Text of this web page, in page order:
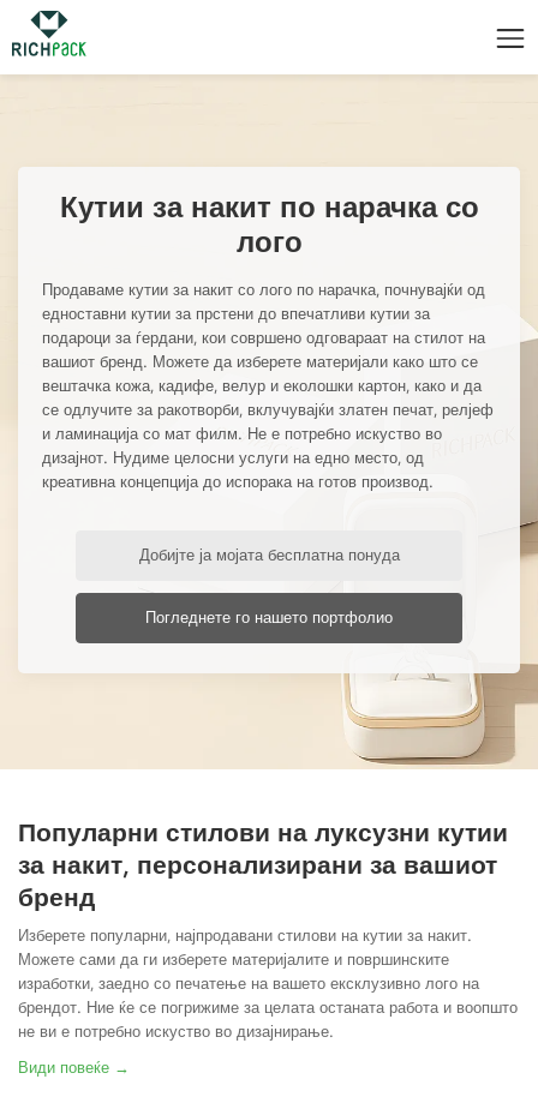
Кутии за накит по нарачка со
лого
Продаваме кутии за накит со лого по нарачка, почнувајќи од
едноставни кутии за прстени до впечатливи кутии за
подароци за ѓердани, кои совршено одговараат на стилот на
вашиот бренд. Можете да изберете материјали како што се
вештачка кожа, кадифе, велур и еколошки картон, како и да
се одлучите за ракотворби, вклучувајќи златен печат, релјеф
и ламинација со мат филм. Не е потребно искуство во
дизајнот. Нудиме целосни услуги на едно место, од
креативна концепција до испорака на готов производ.
Добијте ја мојата бесплатна понуда
Погледнете го нашето портфолио
Популарни стилови на луксузни кутии
за накит, персонализирани за вашиот
бренд
Изберете популарни, најпродавани стилови на кутии за накит.
Можете сами да ги изберете материјалите и површинските
изработки, заедно со печатење на вашето ексклузивно лого на
брендот. Ние ќе се погрижиме за целата останата работа и воопшто
не ви е потребно искуство во дизајнирање.
Види повеќе →